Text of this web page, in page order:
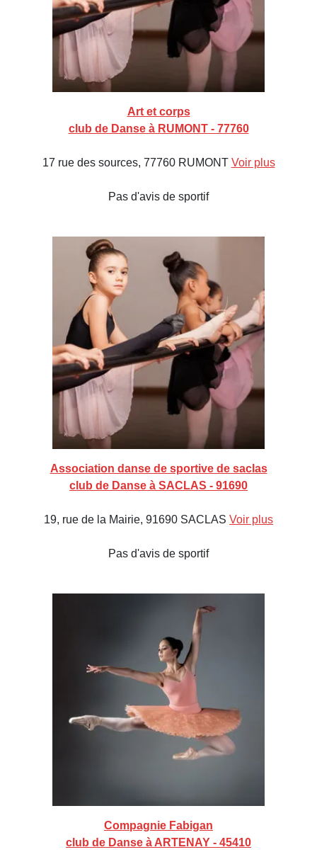
Art et corps
club de Danse à RUMONT - 77760
17 rue des sources, 77760 RUMONT Voir plus
Pas d'avis de sportif
Association danse de sportive de saclas
club de Danse à SACLAS - 91690
19, rue de la Mairie, 91690 SACLAS Voir plus
Pas d'avis de sportif
Compagnie Fabigan
club de Danse à ARTENAY - 45410